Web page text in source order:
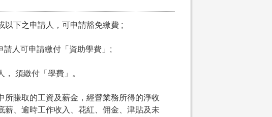
以下之申請人，可申請豁免繳費 ;
人可申請繳付「資助學費」;
須繳付「學費」。
所賺取的工資及薪金，經營業務所得的淨收
薪、逾時工作收入、花紅、佣金、津貼及未